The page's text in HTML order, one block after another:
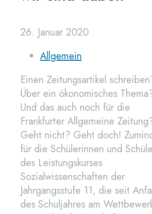
26. Januar 2020
Allgemein
Einen Zeitungsartikel
Über ein ökonomisches
Und das auch noch für die
Frankfurter Allgemeine
Geht nicht? Geht doch!
für die Schülerinnen und
des Leistungskurses
Sozialwissenschaften der
Jahrgangsstufe 11, die seit
des Schuljahres am